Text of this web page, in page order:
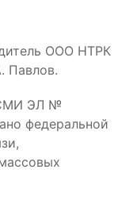
ООО НТРК
Павлов.
СМИ ЭЛ №
федеральной